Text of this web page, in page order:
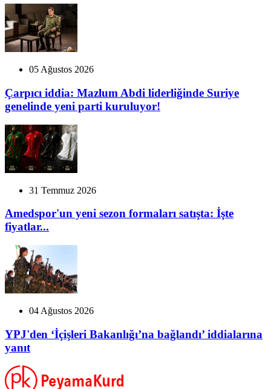
05 Ağustos 2026
Çarpıcı iddia: Mazlum Abdi liderliğinde Suriye
genelinde yeni parti kuruluyor!
31 Temmuz 2026
Amedspor'un yeni sezon formaları satışta: İşte
fiyatlar...
04 Ağustos 2026
YPJ'den ‘İçişleri Bakanlığı’na bağlandı’ iddialarına
yanıt